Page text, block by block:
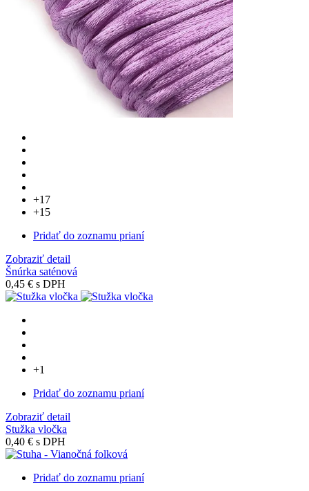
+17
+15
Pridať do zoznamu prianí
Zobraziť detail
Šnúrka saténová
0,45 € s DPH
+1
Pridať do zoznamu prianí
Zobraziť detail
Stužka vločka
0,40 € s DPH
Pridať do zoznamu prianí